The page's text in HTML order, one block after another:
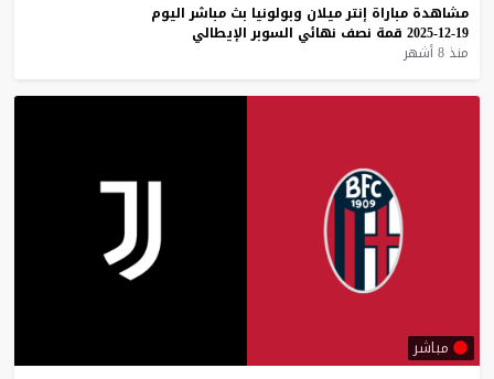
مشاهدة مباراة إنترميلان وبولونيا بث مباشر اليوم
19-12-2025
قمة نصف نهائي السوبر الإيطالي
منذ 8 أشهر
مباشر